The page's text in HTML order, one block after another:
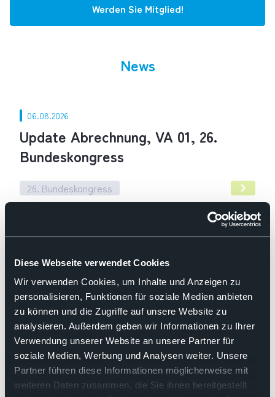
Diese Webseite verwendet Cookies
Wir verwenden Cookies, um Inhalte und Anzeigen zu
personalisieren, Funktionen für soziale Medien anbieten
zu können und die Zugriffe auf unsere Website zu
analysieren. Außerdem geben wir Informationen zu Ihrer
Verwendung unserer Website an unsere Partner für
soziale Medien, Werbung und Analysen weiter. Unsere
Partner führen diese Informationen möglicherweise mit
weiteren Daten zusammen, die Sie ihnen bereitgestellt
Werden Sie Mitglied!
News
06.08.2026
Update Abrechnung, VA 01, 26.
Bundeskongress
26. Bundeskongress
Update Abrechnung, VA 01, 26. Bundeskongress
30.07.2026
Anmeldung und Programm zum 26.
Bundeskongress: Pathologie
zwischen Expertise, Zentralisierung
und KI
26. Bundeskongress
Anmeldung und Programm zum 26. Bundeskongress: